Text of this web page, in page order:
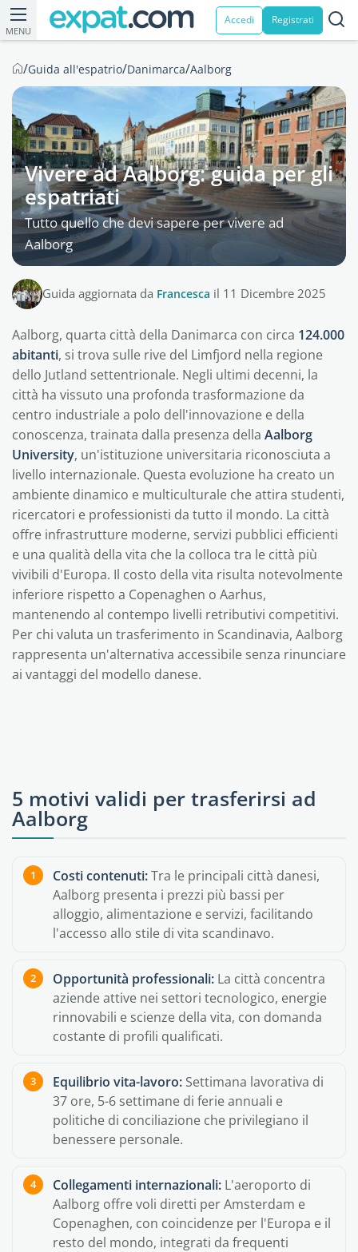
MENU
Accedi Registrati
/Guida all'espatrio/Danimarca/Aalborg
Vivere ad Aalborg: guida per gli
espatriati
Tutto quello che devi sapere per vivere ad
Aalborg
Guida aggiornata da Francesca il 11 Dicembre 2025
Aalborg, quarta città della Danimarca con circa 124.000
abitanti, si trova sulle rive del Limfjord nella regione
dello Jutland settentrionale. Negli ultimi decenni, la
città ha vissuto una profonda trasformazione da
centro industriale a polo dell'innovazione e della
conoscenza, trainata dalla presenza della Aalborg
University, un'istituzione universitaria riconosciuta a
livello internazionale. Questa evoluzione ha creato un
ambiente dinamico e multiculturale che attira studenti,
ricercatori e professionisti da tutto il mondo. La città
offre infrastrutture moderne, servizi pubblici efficienti
e una qualità della vita che la colloca tra le città più
vivibili d'Europa. Il costo della vita risulta notevolmente
inferiore rispetto a Copenaghen o Aarhus,
mantenendo al contempo livelli retributivi competitivi.
Per chi valuta un trasferimento in Scandinavia, Aalborg
rappresenta un'alternativa accessibile senza rinunciare
ai vantaggi del modello danese.
5 motivi validi per trasferirsi ad
Aalborg
Costi contenuti:Tra le principali città danesi,
Aalborg presenta i prezzi più bassi per
alloggio, alimentazione e servizi, facilitando
l'accesso allo stile di vita scandinavo.
Opportunità professionali: La città concentra
aziende attive nei settori tecnologico, energie
rinnovabili e scienze della vita, con domanda
costante di profili qualificati.
Equilibrio vita-lavoro: Settimana lavorativa di
37 ore, 5-6 settimane di ferie annuali e
politiche di conciliazione che privilegiano il
benessere personale.
Collegamenti internazionali: L'aeroporto di
Aalborg offre voli diretti per Amsterdam e
Copenaghen, con coincidenze per l'Europa e il
resto del mondo, integrati da frequenti